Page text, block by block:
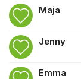
Maja
Jenny
Emma